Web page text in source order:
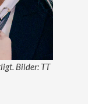
Bilder: TT